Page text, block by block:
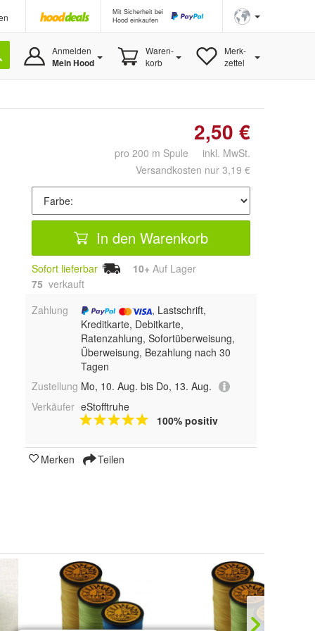
Mit Sicherheit bei
Hood einkaufen
Anmelden
Mein Hood
Waren-
korb
Merk-
zettel
2,50 €
pro 200 m Spule inkl. MwSt.
Versandkosten nur 3,19 €
In den Warenkorb
Sofort lieferbar 10+ Auf Lager
75 verkauft
Zahlung
, Lastschrift,
Kreditkarte, Debitkarte,
Ratenzahlung, Sofortüberweisung,
Überweisung, Bezahlung nach 30
Tagen
Zustellung Mo, 10. Aug. bis Do, 13. Aug.
Verkäufer eStofftruhe
100% positiv
Merken Teilen